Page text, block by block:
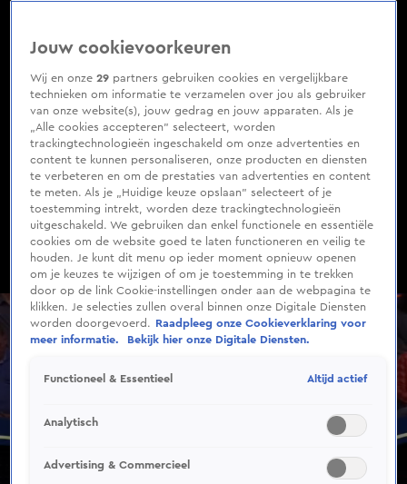
minutes,
seconds
Jouw cookievoorkeuren
Wij en onze29 partners gebruiken cookies en vergelijkbare
technieken om informatie te verzamelen over jou als gebruiker
van onze website(s), jouw gedrag en jouw apparaten. Als je
„Alle cookies accepteren” selecteert, worden
trackingtechnologieën ingeschakeld om onze advertenties en
content te kunnen personaliseren, onze producten en diensten
te verbeteren en om de prestaties van advertenties en content
te meten. Als je „Huidige keuze opslaan” selecteert of je
toestemming intrekt, worden deze trackingtechnologieën
uitgeschakeld. We gebruiken dan enkel functionele en essentiële
cookies om de website goed te laten functioneren en veilig te
houden. Je kunt dit menu op ieder moment opnieuw openen
om je keuzes te wijzigen of om je toestemming in te trekken
door op de link Cookie-instellingen onder aan de webpagina te
klikken. Je selecties zullen overal binnen onze Digitale Diensten
worden doorgevoerd.
Raadpleeg onze Cookieverklaring voor
meer informatie.
Bekijk hier onze Digitale Diensten.
Functioneel & Essentieel Altijd actief
Analytisch
Advertising & Commercieel